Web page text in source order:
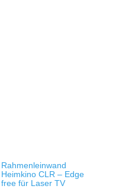
Rahmenleinwand
Heimkino CLR – Edge
free für Laser TV